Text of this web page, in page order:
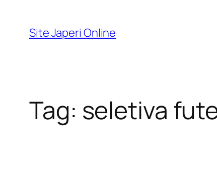
Site Japeri Online
Tag: seletiva